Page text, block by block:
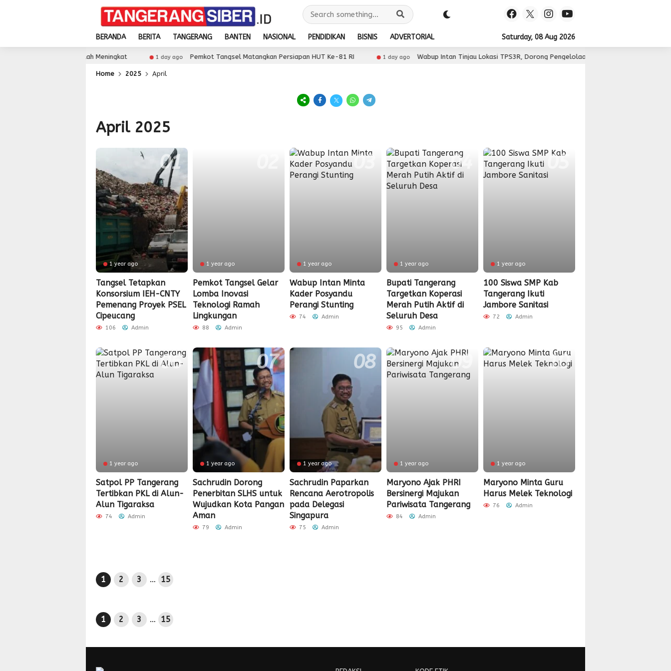
BERANDA BERITA TANGERANG BANTEN NASIONAL PENDIDIKAN BISNIS ADVERTORIAL Saturday, 08 Aug 2026
Partisipasi Sekolah Meningkat 1 day ago Pemkot Tangsel Matangkan Persiapan HUT Ke-81 RI 1 day ago Wabup Intan Tinjau Lokasi TPS3R, Dorong Pengelolaan Sampah Berbasis Teknologi
Home 2025 April
April 2025
1 year ago
Tangsel Tetapkan
Konsorsium IEH-CNTY
Pemenang Proyek PSEL
Cipeucang
106 Admin
1 year ago
Pemkot Tangsel Gelar
Lomba Inovasi
Teknologi Ramah
Lingkungan
88 Admin
1 year ago
Wabup Intan Minta
Kader Posyandu
Perangi Stunting
74 Admin
1 year ago
Bupati Tangerang
Targetkan Koperasi
Merah Putih Aktif di
Seluruh Desa
95 Admin
1 year ago
100 Siswa SMP Kab
Tangerang Ikuti
Jambore Sanitasi
72 Admin
1 year ago
Satpol PP Tangerang
Tertibkan PKL di Alun-
Alun Tigaraksa
74 Admin
1 year ago
Sachrudin Dorong
Penerbitan SLHS untuk
Wujudkan Kota Pangan
Aman
79 Admin
1 year ago
Sachrudin Paparkan
Rencana Aerotropolis
pada Delegasi
Singapura
75 Admin
1 year ago
Maryono Ajak PHRI
Bersinergi Majukan
Pariwisata Tangerang
84 Admin
1 year ago
Maryono Minta Guru
Harus Melek Teknologi
76 Admin
1 2 3 … 15
1 2 3 … 15